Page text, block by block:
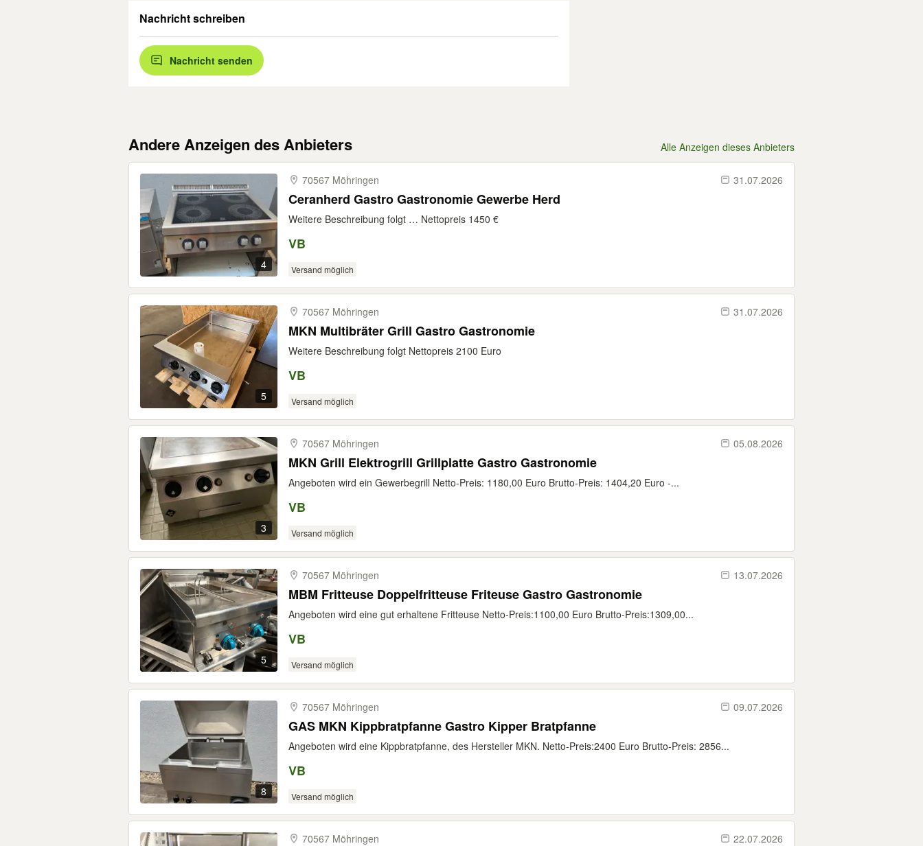
Nachricht schreiben
Nachricht senden
Andere Anzeigen des Anbieters Alle Anzeigen dieses Anbieters
4
70567 Möhringen 31.07.2026
Ceranherd Gastro Gastronomie Gewerbe Herd
Weitere Beschreibung folgt … Nettopreis 1450 €
VB
Versand möglich
5
70567 Möhringen 31.07.2026
MKN Multibräter Grill Gastro Gastronomie
Weitere Beschreibung folgt Nettopreis 2100 Euro
VB
Versand möglich
3
70567 Möhringen 05.08.2026
MKN Grill Elektrogrill Grillplatte Gastro Gastronomie
Angeboten wird ein Gewerbegrill Netto-Preis: 1180,00 Euro Brutto-Preis: 1404,20 Euro -...
VB
Versand möglich
5
70567 Möhringen 13.07.2026
MBM Fritteuse Doppelfritteuse Friteuse Gastro Gastronomie
Angeboten wird eine gut erhaltene Fritteuse Netto-Preis:1100,00 Euro Brutto-Preis:1309,00...
VB
Versand möglich
8
70567 Möhringen 09.07.2026
GAS MKN Kippbratpfanne Gastro Kipper Bratpfanne
Angeboten wird eine Kippbratpfanne, des Hersteller MKN. Netto-Preis:2400 Euro Brutto-Preis: 2856...
VB
Versand möglich
70567 Möhringen 22.07.2026